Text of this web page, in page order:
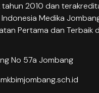
tahun 2010 dan
Indonesia Medika
Pertama dan Terbaik
No 57a Jombang